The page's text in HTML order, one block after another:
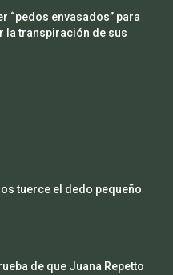
“pedos envasados” para
la transpiración de sus
tuerce el dedo pequeño
de que Juana Repetto